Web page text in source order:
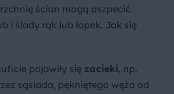
ścian mogą oszpecić
i ślady rąk lub łapek. Jak się
pojawiły się zacieki, np.
sąsiada, pękniętego węża od